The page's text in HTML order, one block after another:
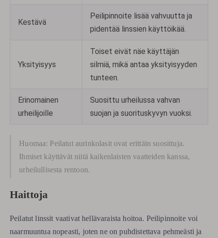
Kestävä
Peilipinnoite lisää vahvuutta ja
pidentää linssien käyttöikää.
Yksityisyys
Toiset eivät näe käyttäjän
silmiä, mikä antaa yksityisyyden
tunteen.
Erinomainen
urheilijoille
Suosittu urheilussa vahvan
suojan ja suorituskyvyn vuoksi.
Huomaa: Peilatut aurinkolasit ovat erittäin suosittuja.
Ihmiset käyttävät niitä kaikenlaisten vaatteiden kanssa,
urheilullisesta rentoon.
Haittoja
Peilatut linssit vaativat hellävaraista hoitoa. Peilipinnoite voi
naarmuuntua nopeasti, joten ne on puhdistettava pehmeästi ja